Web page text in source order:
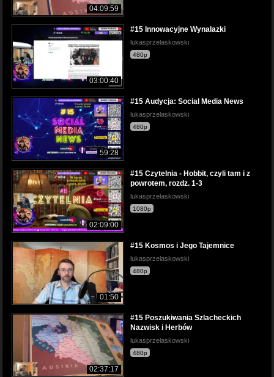
04:09:59
03:00:40
#15 Innowacyjne Wynalazki
lukasprzelaskowski
480p
59:28
#15 Audycja: Social Media News
lukasprzelaskowski
480p
02:09:00
#15 Czytelnia - Hobbit, czyli tam i z
powrotem, rozdz. 1-3
lukasprzelaskowski
1080p
01:50
#15 Kosmos i Jego Tajemnice
lukasprzelaskowski
480p
02:37:17
#15 Poszukiwania Szlacheckich
Nazwisk i Herbów
lukasprzelaskowski
480p